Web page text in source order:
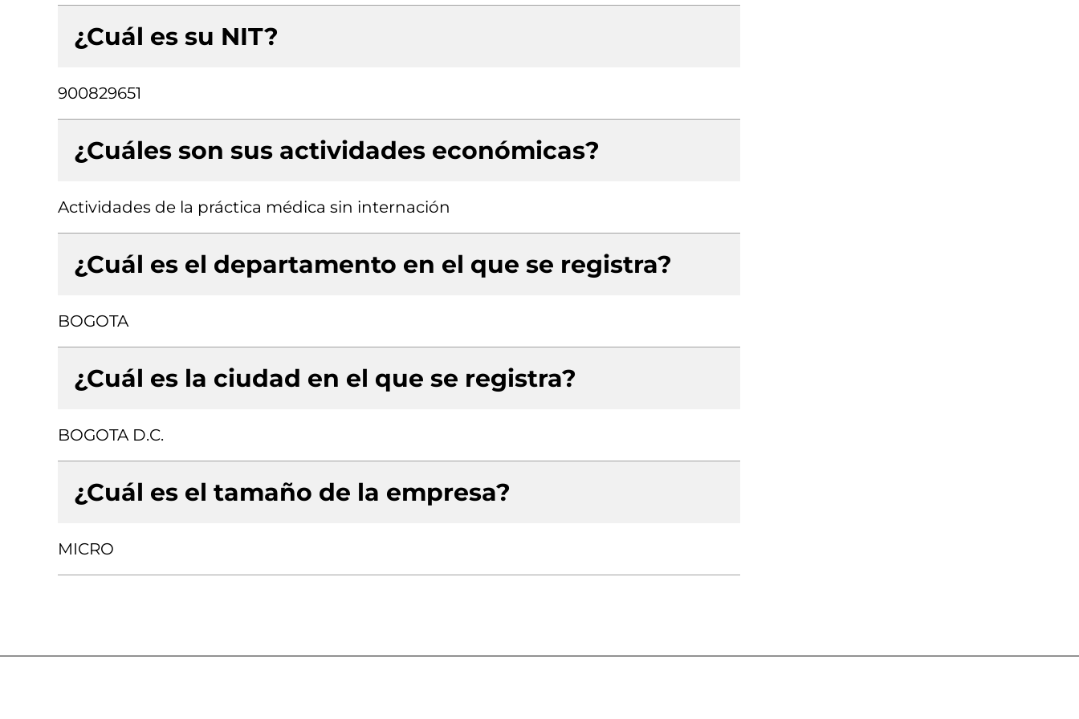
¿Cuál es su NIT?
900829651
¿Cuáles son sus actividades económicas?
Actividades de la práctica médica sin internación
¿Cuál es el departamento en el que se registra?
BOGOTA
¿Cuál es la ciudad en el que se registra?
BOGOTA D.C.
¿Cuál es el tamaño de la empresa?
MICRO